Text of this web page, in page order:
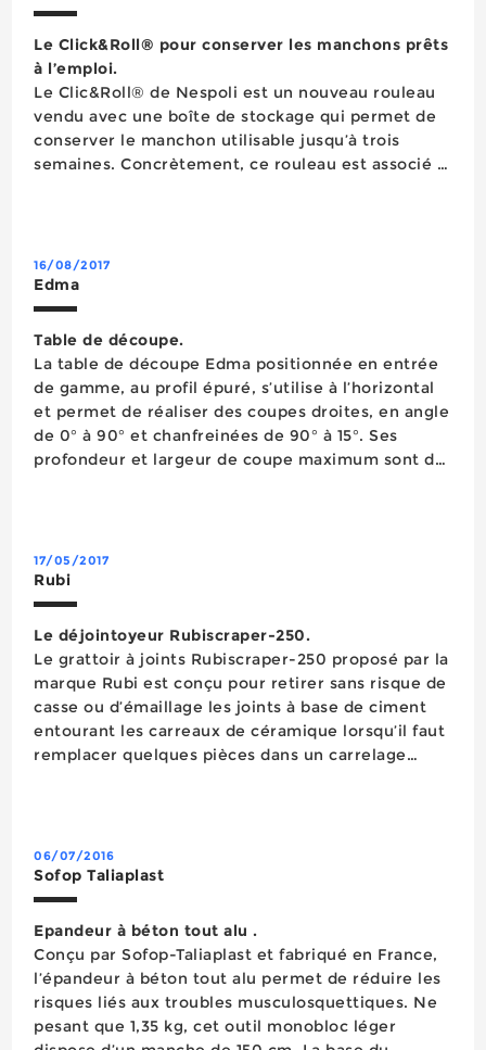
Le Click&Roll® pour conserver les manchons prêts
à l’emploi.
Le Clic&Roll® de Nespoli est un nouveau rouleau
vendu avec une boîte de stockage qui permet de
conserver le manchon utilisable jusqu’à trois
semaines. Concrètement, ce rouleau est associé à
16/08/2017
Edma
Table de découpe.
La table de découpe Edma positionnée en entrée
de gamme, au profil épuré, s’utilise à l’horizontal
et permet de réaliser des coupes droites, en angle
de 0° à 90° et chanfreinées de 90° à 15°. Ses
profondeur et largeur de coupe maximum sont de
17/05/2017
Rubi
Le déjointoyeur Rubiscraper-250.
Le grattoir à joints Rubiscraper-250 proposé par la
marque Rubi est conçu pour retirer sans risque de
casse ou d’émaillage les joints à base de ciment
entourant les carreaux de céramique lorsqu’il faut
remplacer quelques pièces dans un carrelage
06/07/2016
Sofop Taliaplast
Epandeur à béton tout alu .
Conçu par Sofop-Taliaplast et fabriqué en France,
l’épandeur à béton tout alu permet de réduire les
risques liés aux troubles musculosquettiques. Ne
pesant que 1,35 kg, cet outil monobloc léger